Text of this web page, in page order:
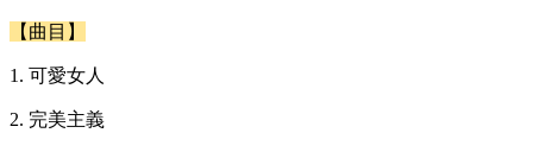
【曲目】
1. 可愛女人
2. 完美主義